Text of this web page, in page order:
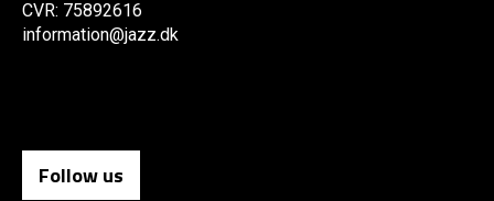
CVR: 75892616
information@jazz.dk
Follow us